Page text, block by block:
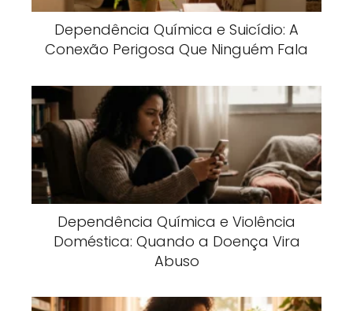
Dependência Química e Suicídio: A
Conexão Perigosa Que Ninguém Fala
Dependência Química e Violência
Doméstica: Quando a Doença Vira
Abuso